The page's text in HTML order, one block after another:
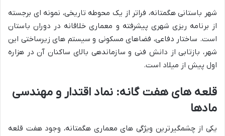
شهر باستانی هگمتانه، فراتر از یک محوطه تاریخی، نمونه ای برجسته
از برنامه ریزی شهری پیشرفته و معماری خلاقانه در دوران باستان
است. ساختار دفاعی، فضاهای مسکونی و سیستم های زیرساختی این
شهر، بازتابی از دانش فنی و سازماندهی بالای ساکنان آن در هزاره
اول پیش از میلاد است.
قلعه های هفت گانه: نماد اقتدار و مهندسی
مادها
یکی از چشمگیرترین ویژگی های معماری هگمتانه، وجود هفت قلعه